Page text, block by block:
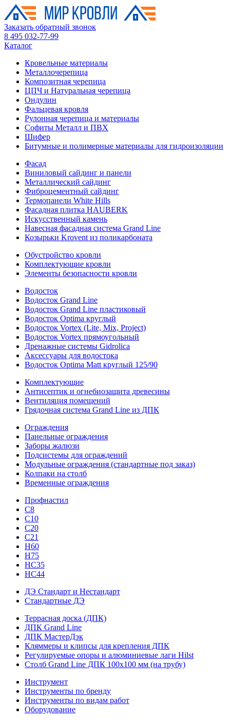
Заказать обратный звонок
8 495 032-77-99
Каталог
Кровельные материалы
Металлочерепица
Композитная черепица
ЦПЧ и Натуральная черепица
Ондулин
Фальцевая кровля
Рулонная черепица и материалы
Софиты Металл и ПВХ
Шифер
Битумные и полимерные материалы для гидроизоляции
Фасад
Виниловый сайдинг и панели
Металлический сайдинг
Фиброцементный сайдинг
Термопанели White Hills
Фасадная плитка HAUBERK
Искусственный камень
Навесная фасадная система Grand Line
Козырьки Krovent из поликарбоната
Обустройство кровли
Комплектующие кровли
Элементы безопасности кровли
Водосток
Водосток Grand Line
Водосток Grand Line пластиковый
Водосток Optima круглый
Водосток Vortex (Lite, Mix, Project)
Водосток Vortex прямоугольный
Дренажные системы Gidrolica
Аксессуары для водостока
Водосток Optima Matt круглый 125/90
Комплектующие
Антисептик и огнебиозащита древесины
Вентиляция помещений
Грядочная система Grand Line из ДПК
Ограждения
Панельные ограждения
Заборы жалюзи
Подсистемы для ограждений
Модульные ограждения (стандартные под заказ)
Колпаки на столб
Временные ограждения
Профнастил
С8
С10
С20
С21
H60
H75
HС35
НС44
ДЭ Стандарт и Нестандарт
Стандартные ДЭ
Террасная доска (ДПК)
ДПК Grand Line
ДПК МастерДэк
Кляммеры и клипсы для крепления ДПК
Регулируемые опоры и алюминиевые лаги Hilst
Столб Grand Line ДПК 100х100 мм (на трубу)
Инструмент
Инструменты по бренду
Инструменты по видам работ
Оборудование